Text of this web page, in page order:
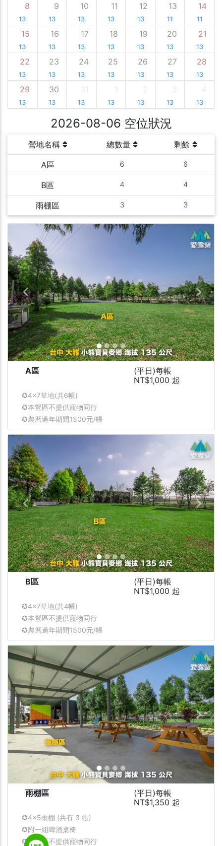
8
13
9
13
10
13
11
13
12
13
13
11
14
11
15
13
16
13
17
13
18
13
19
13
20
13
21
13
22
13
23
13
24
13
25
13
26
13
27
13
28
13
29
13
30
13 13 13 13 13
4
13
2026-08-06 空位狀況
營地名稱 總數量 剩餘
A區 6 6
B區 4 4
雨棚區 3 3
Previous Next
A區
(平日)每帳
NT$1,000 起
✪4x7草地(共6帳)
✪本營區不提供寵物同行
✪農曆過年期間1500元/帳
Previous Next
B區
(平日)每帳
NT$1,000 起
✪4x7草地(共4帳)
✪本營區不提供寵物同行
✪農曆過年期間1500元/帳
Previous Next
雨棚區
(平日)每帳
NT$1,350 起
✪4x5雨棚 (共有 3 帳)
✪附一組啤酒桌椅
✪本營區不提供寵物同行